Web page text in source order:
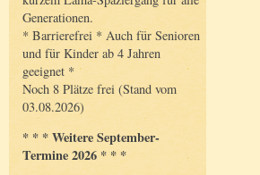
Generationen.
* Barrierefrei * Auch für Senioren
und für Kinder ab 4 Jahren
geeignet *
Noch 8 Plätze frei (Stand vom
03.08.2026)
* * * Weitere September-
Termine 2026 * * *